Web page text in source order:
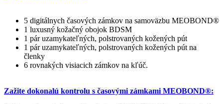
5 digitálnych časových zámkov na samoväzbu MEOBOND®
1 luxusný kožačný obojok BDSM
1 pár uzamykateľných, polstrovaných kožených pút
1 pár uzamykateľných, polstrovaných kožených pút na
členky
6 rovnakých visiacich zámkov na kľúč.
Zažite dokonalú kontrolu s časovými zámkami MEOBOND®: